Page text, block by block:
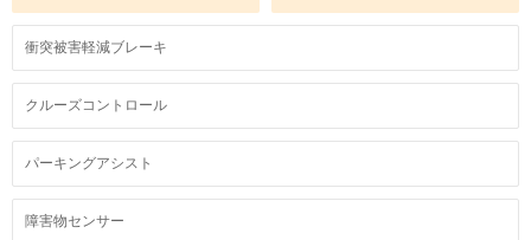
衝突被害軽減ブレーキ
クルーズコントロール
パーキングアシスト
障害物センサー